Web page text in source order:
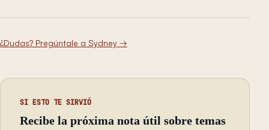
¿Dudas? Pregúntale a Sydney →
SI ESTO TE SIRVIÓ
Recibe la próxima nota útil sobre temas